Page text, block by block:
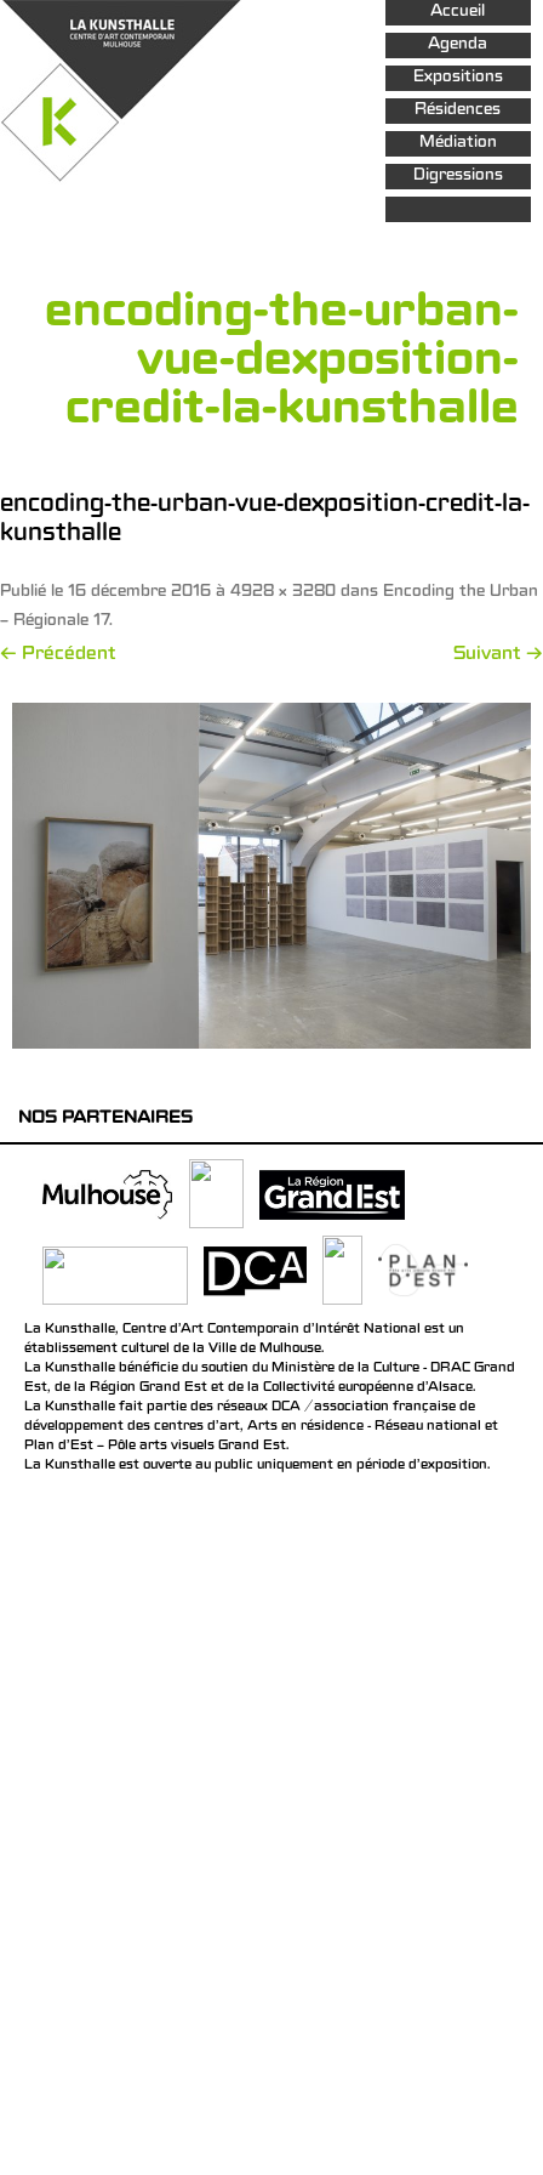
Aller au
contenu
principal
Accueil
Agenda
Expositions
Résidences
Médiation
Digressions
encoding-the-urban-
vue-dexposition-
credit-la-kunsthalle
encoding-the-urban-vue-dexposition-credit-la-
kunsthalle
Publié le 16 décembre 2016 à 4928 × 3280 dans Encoding the Urban
– Régionale 17.
← Précédent Suivant →
NOS PARTENAIRES
La Kunsthalle, Centre d’Art Contemporain d’Intérêt National est un
établissement culturel de la Ville de Mulhouse.
La Kunsthalle bénéficie du soutien du Ministère de la Culture - DRAC Grand
Est, de la Région Grand Est et de la Collectivité européenne d’Alsace.
La Kunsthalle fait partie des réseaux DCA / association française de
développement des centres d'art, Arts en résidence - Réseau national et
Plan d’Est – Pôle arts visuels Grand Est.
La Kunsthalle est ouverte au public uniquement en période d'exposition.